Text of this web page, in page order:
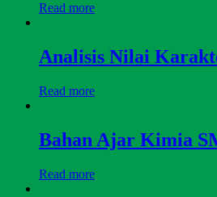
Read more
Analisis Nilai
Read more
Bahan Ajar Kimia
Read more